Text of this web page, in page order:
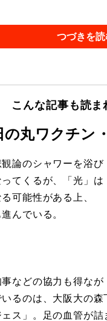
つづきを読
こんな記事も読ま
の丸ワクチ
論のシャワーを浴び
てくるが、「光」は
可能性がある上、
んでいる。
などの協力も得なが
るのは、大阪大の
ス」。足の血管が